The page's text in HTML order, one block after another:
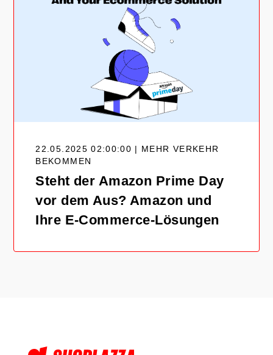
22.05.2025 02:00:00 | MEHR VERKEHR
BEKOMMEN
Steht der Amazon Prime Day
vor dem Aus? Amazon und
Ihre E-Commerce-Lösungen